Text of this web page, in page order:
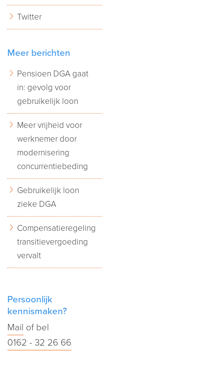
Twitter
Meer berichten
Pensioen DGA gaat
in: gevolg voor
gebruikelijk loon
Meer vrijheid voor
werknemer door
modernisering
concurrentiebeding
Gebruikelijk loon
zieke DGA
Compensatieregeling
transitievergoeding
vervalt
Persoonlijk
kennismaken?
Mail of bel
0162 - 32 26 66